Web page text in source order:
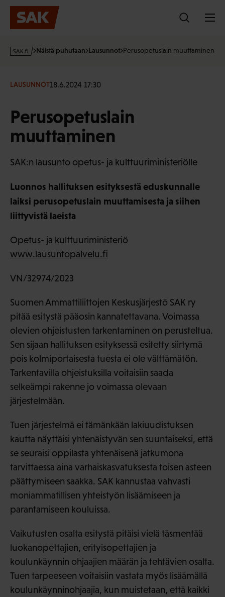
Hyppää
sisältöön
s
·
Näistä puhutaan Lausunnot Perusopetuslain muuttaminen
LAUSUNNOT18.6.2024 17:30
Perusopetuslain
muuttaminen
SAK:n lausunto opetus- ja kulttuuriministeriölle
Luonnos hallituksen esityksestä eduskunnalle
laiksi perusopetuslain muuttamisesta ja siihen
liittyvistä laeista
Opetus- ja kulttuuriministeriö
www.lausuntopalvelu.fi
VN/32974/2023
Suomen Ammattiliittojen Keskusjärjestö SAK ry
pitää esitystä pääosin kannatettavana. Voimassa
olevien ohjeistusten tarkentaminen on perusteltua.
Sen sijaan hallituksen esityksessä esitetty siirtymä
pois kolmiportaisesta tuesta ei ole välttämätön.
Tarkentavilla ohjeistuksilla voitaisiin saada
selkeämpi rakenne jo voimassa olevaan
järjestelmään.
Tuen järjestelmä ei tämänkään lakiuudistuksen
kautta näyttäisi yhtenäistyvän sen suuntaiseksi, että
se seuraisi oppilasta yhtenäisenä jatkumona
tarvittaessa aina varhaiskasvatuksesta toisen asteen
päättymiseen saakka. SAK kannustaa vahvasti
moniammatillisen yhteistyön lisäämiseen ja
parantamiseen kouluissa.
Vaikutusten osalta esitystä pitäisi vielä täsmentää
luokanopettajien, erityisopettajien ja
koulunkäynnin ohjaajien määrän ja tehtävien osalta.
Tuen tarpeeseen voitaisiin vastata myös lisäämällä
koulunkäynninohjaajia, kun muistetaan, että kaikki